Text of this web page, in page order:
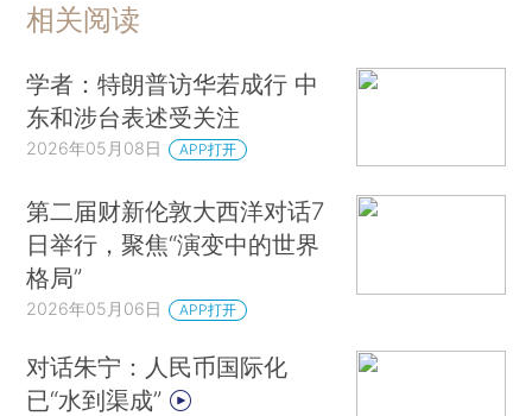
相关阅读
学者：特朗普访华若成行 中
东和涉台表述受关注
2026年05月08日 APP打开
第二届财新伦敦大西洋对话7
日举行，聚焦“演变中的世界
格局”
2026年05月06日 APP打开
对话朱宁：人民币国际化
已“水到渠成”